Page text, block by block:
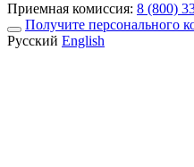
Приемная комиссия: 8 (800)
Получите персонального
Русский English